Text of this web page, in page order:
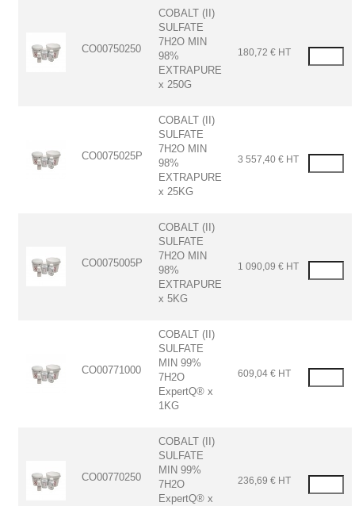
CO00750250
COBALT (II)
SULFATE
7H2O MIN
98%
EXTRAPURE
x 250G
180,72 € HT
CO0075025P
COBALT (II)
SULFATE
7H2O MIN
98%
EXTRAPURE
x 25KG
3 557,40 € HT
CO0075005P
COBALT (II)
SULFATE
7H2O MIN
98%
EXTRAPURE
x 5KG
1 090,09 € HT
CO00771000
COBALT (II)
SULFATE
MIN 99%
7H2O
ExpertQ® x
1KG
609,04 € HT
CO00770250
COBALT (II)
SULFATE
MIN 99%
7H2O
ExpertQ® x
236,69 € HT